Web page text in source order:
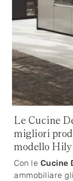
Le Cucine
migliori
modello
Con le Cucine
ammobiliare